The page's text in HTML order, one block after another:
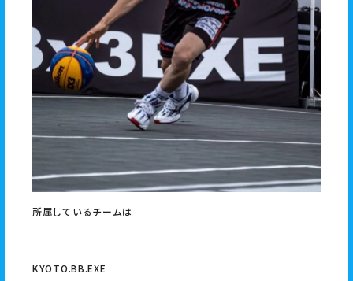
所属しているチームは
KYOTO.BB.EXE